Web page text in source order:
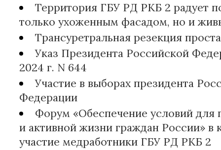
Территория ГБУ РД РКБ 2 радует
только ухоженным фасадом, но и
Трансуретральная резекция
Указ Президента Российской
2024 г. N 644
Участие в выборах президента
Федерации
Форум «Обеспечение условий для
и активной жизни граждан России» в
участие медработники ГБУ РД РКБ 2